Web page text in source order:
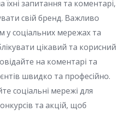
їхні запитання та коментарі,
свій бренд. Важливо
у соціальних мережах та
цікавий та корисний
на коментарі та
швидко та професійно.
соціальні мережі для
та акцій, щоб